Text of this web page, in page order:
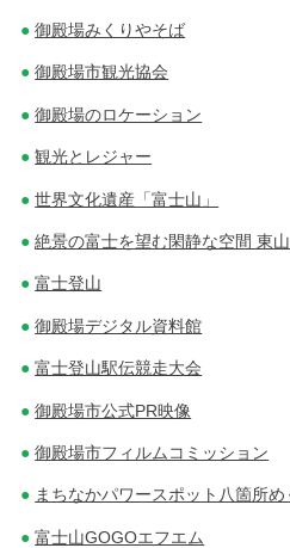
ー
シ
ョ
ン
御殿場みくりやそば
御殿場市観光協会
御殿場のロケーション
観光とレジャー
世界文化遺産「富士山」
絶景の富士を望む閑静な空間 東
富士登山
御殿場デジタル資料館
富士登山駅伝競走大会
御殿場市公式PR映像
御殿場市フィルムコミッション
まちなかパワースポット八箇所め
富士山GOGOエフエム